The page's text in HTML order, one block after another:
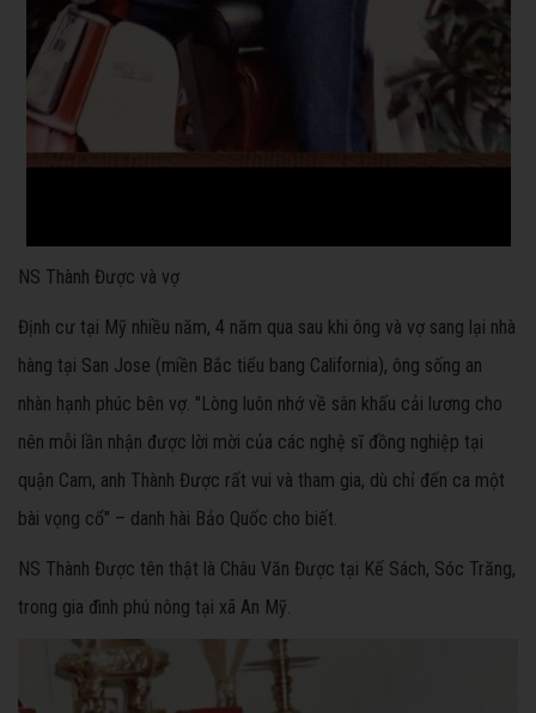
NS Thành Được và vợ
Định cư tại Mỹ nhiều năm, 4 năm qua sau khi ông và vợ sang lại nhà
hàng tại San Jose (miền Bắc tiểu bang California), ông sống an
nhàn hạnh phúc bên vợ. "Lòng luôn nhớ về sân khấu cải lương cho
nên mỗi lần nhận được lời mời của các nghệ sĩ đồng nghiệp tại
quận Cam, anh Thành Được rất vui và tham gia, dù chỉ đến ca một
bài vọng cổ" – danh hài Bảo Quốc cho biết.
NS Thành Được tên thật là Châu Văn Được tại Kế Sách, Sóc Trăng,
trong gia đình phú nông tại xã An Mỹ.